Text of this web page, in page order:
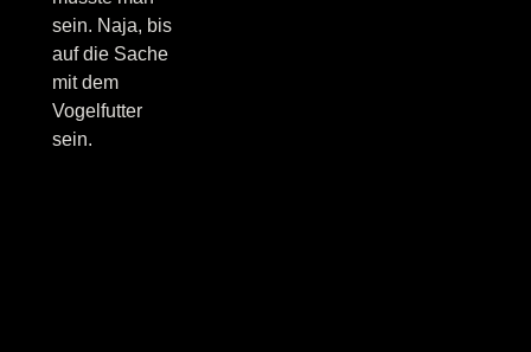
sein. Naja, bis
auf die Sache
mit dem
Vogelfutter
sein.